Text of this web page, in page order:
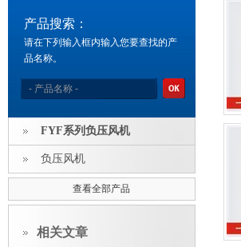
产品搜索：
请在下列输入框内输入您要查找的产
品名称。
FYF系列负压风机
负压风机
查看全部产品
相关文章